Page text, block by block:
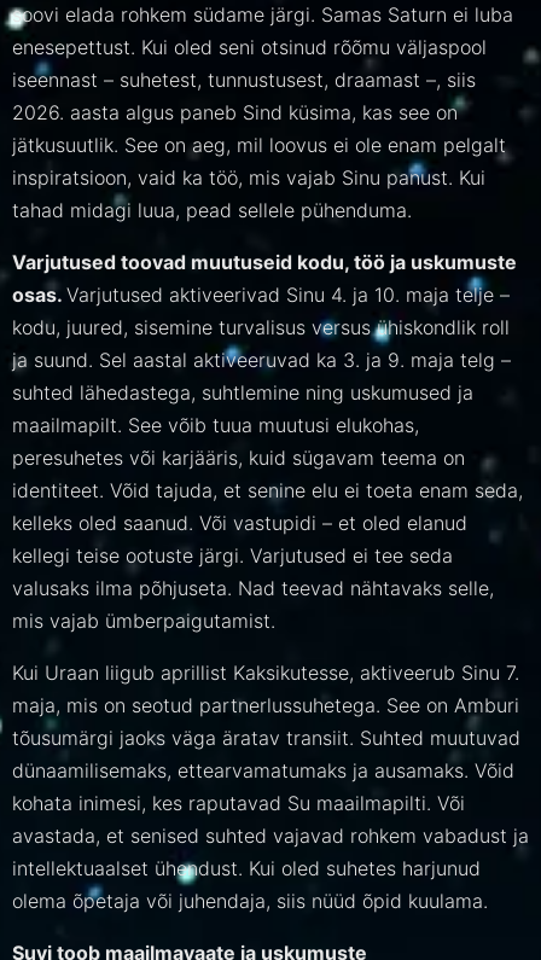
soovi elada rohkem südame järgi. Samas Saturn ei luba
enesepettust. Kui oled seni otsinud rõõmu väljaspool
iseennast – suhetest, tunnustusest, draamast –, siis
2026. aasta algus paneb Sind küsima, kas see on
jätkusuutlik. See on aeg, mil loovus ei ole enam pelgalt
inspiratsioon, vaid ka töö, mis vajab Sinu panust. Kui
tahad midagi luua, pead sellele pühenduma.
Varjutused toovad muutuseid kodu, töö ja uskumuste
osas. Varjutused aktiveerivad Sinu 4. ja 10. maja telje –
kodu, juured, sisemine turvalisus versus ühiskondlik roll
ja suund. Sel aastal aktiveeruvad ka 3. ja 9. maja telg –
suhted lähedastega, suhtlemine ning uskumused ja
maailmapilt. See võib tuua muutusi elukohas,
peresuhetes või karjääris, kuid sügavam teema on
identiteet. Võid tajuda, et senine elu ei toeta enam seda,
kelleks oled saanud. Või vastupidi – et oled elanud
kellegi teise ootuste järgi. Varjutused ei tee seda
valusaks ilma põhjuseta. Nad teevad nähtavaks selle,
mis vajab ümberpaigutamist.
Kui Uraan liigub aprillist Kaksikutesse, aktiveerub Sinu 7.
maja, mis on seotud partnerlussuhetega. See on Amburi
tõusumärgi jaoks väga äratav transiit. Suhted muutuvad
dünaamilisemaks, ettearvamatumaks ja ausamaks. Võid
kohata inimesi, kes raputavad Su maailmapilti. Või
avastada, et senised suhted vajavad rohkem vabadust ja
intellektuaalset ühendust. Kui oled suhetes harjunud
olema õpetaja või juhendaja, siis nüüd õpid kuulama.
Suvi toob maailmavaate ja uskumuste